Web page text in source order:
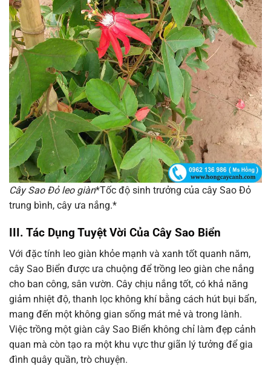
Cây Sao Đỏ leo giàn*Tốc độ sinh trưởng của cây Sao Đỏ
trung bình, cây ưa nắng.*
III. Tác Dụng Tuyệt Vời Của Cây Sao Biển
Với đặc tính leo giàn khỏe mạnh và xanh tốt quanh năm,
cây Sao Biển được ưa chuộng để trồng leo giàn che nắng
cho ban công, sân vườn. Cây chịu nắng tốt, có khả năng
giảm nhiệt độ, thanh lọc không khí bằng cách hút bụi bẩn,
mang đến một không gian sống mát mẻ và trong lành.
Việc trồng một giàn cây Sao Biển không chỉ làm đẹp cảnh
quan mà còn tạo ra một khu vực thư giãn lý tưởng để gia
đình quây quần, trò chuyện.